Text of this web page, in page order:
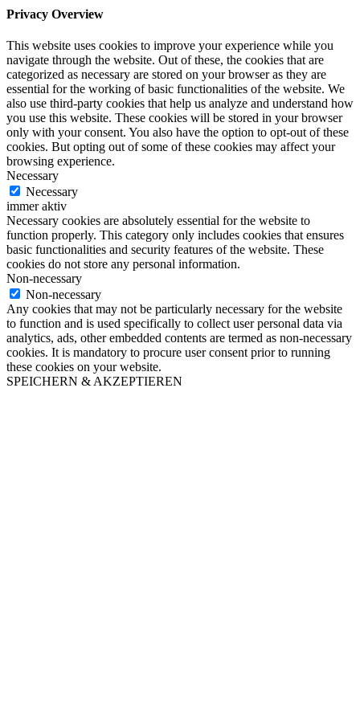
Privacy Overview
This website uses cookies to improve your experience while you
navigate through the website. Out of these, the cookies that are
categorized as necessary are stored on your browser as they are
essential for the working of basic functionalities of the website. We
also use third-party cookies that help us analyze and understand how
you use this website. These cookies will be stored in your browser
only with your consent. You also have the option to opt-out of these
cookies. But opting out of some of these cookies may affect your
browsing experience.
Necessary
Necessary
immer aktiv
Necessary cookies are absolutely essential for the website to
function properly. This category only includes cookies that ensures
basic functionalities and security features of the website. These
cookies do not store any personal information.
Non-necessary
Non-necessary
Any cookies that may not be particularly necessary for the website
to function and is used specifically to collect user personal data via
analytics, ads, other embedded contents are termed as non-necessary
cookies. It is mandatory to procure user consent prior to running
these cookies on your website.
SPEICHERN & AKZEPTIEREN